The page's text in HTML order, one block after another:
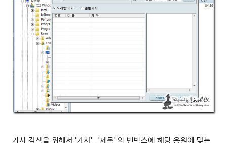
가사 검색을 위해서 '가사' , '제목' 의 빈박스에 해당 음원에 맞는